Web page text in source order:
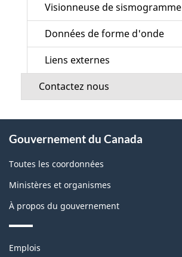
Visionneuse de sismogramme
Données de forme d'onde
Liens externes
Contactez nous
propos
de
ce
Gouvernement du Canada
Toutes les coordonnées
Ministères et organismes
À propos du gouvernement
Thèmes
Emplois